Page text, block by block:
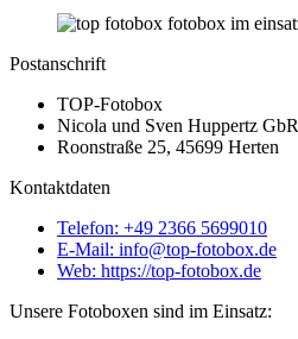
Postanschrift
TOP-Fotobox
Nicola und Sven Huppertz GbR
Roonstraße 25, 45699 Herten
Kontaktdaten
Telefon: +49 2366 5699010
E-Mail: info@top-fotobox.de
Web: https://top-fotobox.de
Unsere Fotoboxen sind im Einsatz: